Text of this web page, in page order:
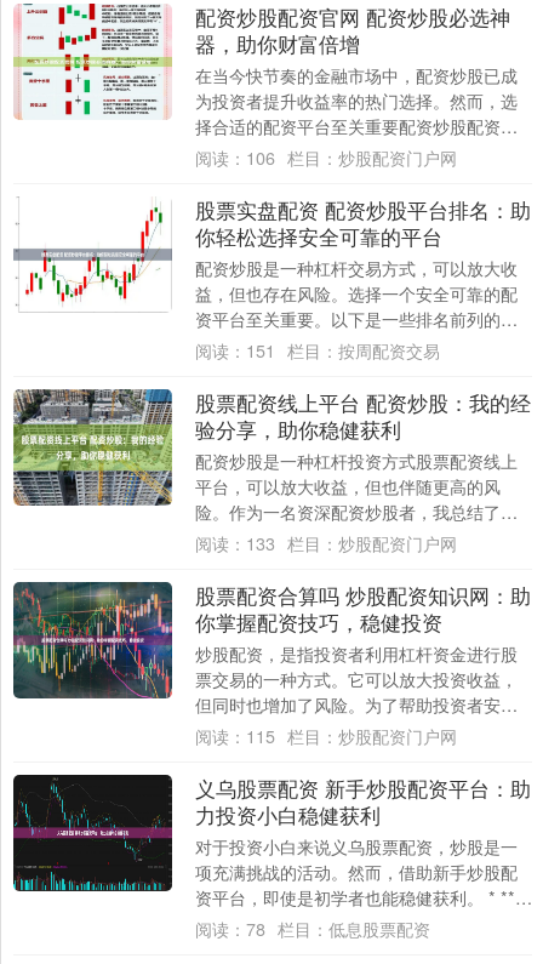
配资炒股配资官网 配资炒股必选神
器，助你财富倍增
在当今快节奏的金融市场中，配资炒股已成
为投资者提升收益率的热门选择。然而，选
择合适的配资平台至关重要配资炒股配资官
网，它将直接影响你的投资体验和收益。 我
阅读： 106 栏目： 炒股配资门户网
股票实盘配资 配资炒股平台排名：助
你轻松选择安全可靠的平台
配资炒股是一种杠杆交易方式，可以放大收
益，但也存在风险。选择一个安全可靠的配
资平台至关重要。以下是一些排名前列的配
资平台股票实盘配资，可供投资者参考： *
阅读： 151 栏目： 按周配资交易
股票配资线上平台 配资炒股：我的经
验分享，助你稳健获利
配资炒股是一种杠杆投资方式股票配资线上
平台，可以放大收益，但也伴随更高的风
险。作为一名资深配资炒股者，我总结了一
些经验，希望能帮助你稳健获利。 配资炒股
阅读： 133 栏目： 炒股配资门户网
股票配资合算吗 炒股配资知识网：助
你掌握配资技巧，稳健投资
炒股配资，是指投资者利用杠杆资金进行股
票交易的一种方式。它可以放大投资收益，
但同时也增加了风险。为了帮助投资者安全
有效地进行配资，炒股配资知识网应运而
阅读： 115 栏目： 炒股配资门户网
义乌股票配资 新手炒股配资平台：助
力投资小白稳健获利
对于投资小白来说义乌股票配资，炒股是一
项充满挑战的活动。然而，借助新手炒股配
资平台，即使是初学者也能稳健获利。 * **资
金放大：**配资平台提供高达10倍的资....
阅读： 78 栏目： 低息股票配资